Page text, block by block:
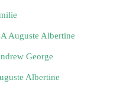
Auguste Albertine
George
Albertine